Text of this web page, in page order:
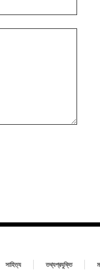
সাহিত্য তথ্যপ্রযুক্তি